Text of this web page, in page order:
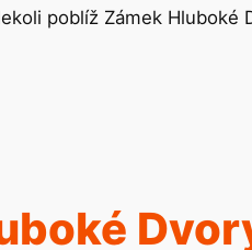
poblíž Zámek Hluboké